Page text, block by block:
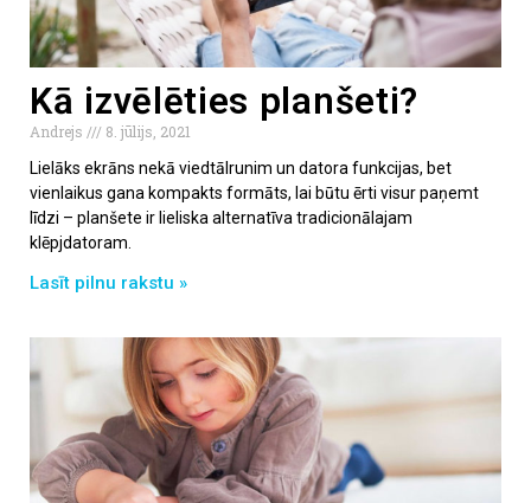
Kā izvēlēties planšeti?
Andrejs
8. jūlijs, 2021
Lielāks ekrāns nekā viedtālrunim un datora funkcijas, bet
vienlaikus gana kompakts formāts, lai būtu ērti visur paņemt
līdzi – planšete ir lieliska alternatīva tradicionālajam
klēpjdatoram.
Lasīt pilnu rakstu »